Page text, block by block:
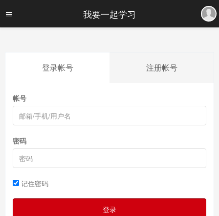
我要一起学习
登录帐号 注册帐号
帐号
密码
记住密码
登录